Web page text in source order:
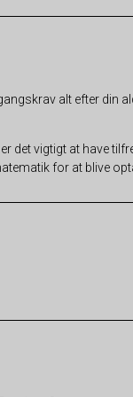
alt efter din
det vigtigt at have
for at blive